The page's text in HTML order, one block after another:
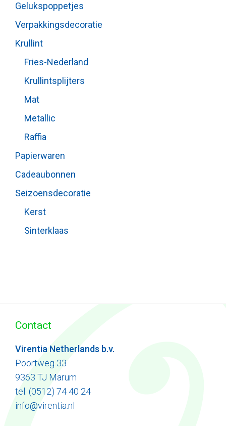
Gelukspoppetjes
Verpakkingsdecoratie
Krullint
Fries-Nederland
Krullintsplijters
Mat
Metallic
Raffia
Papierwaren
Cadeaubonnen
Seizoensdecoratie
Kerst
Sinterklaas
Contact
Virentia Netherlands b.v.
Poortweg 33
9363 TJ Marum
tel. (0512) 74 40 24
info@virentia.nl